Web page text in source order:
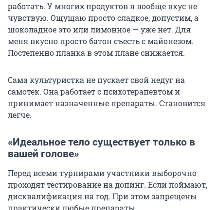
работать. У многих продуктов я вообще вкус не
чувствую. Ощущаю просто сладкое, допустим, а
шоколадное это или лимонное — уже нет. Для
меня вкусно просто батон съесть с майонезом.
Постепенно планка в этом плане снижается.
Сама культуристка не пускает свой недуг на
самотек. Она работает с психотерапевтом и
принимает назначенные препараты. Становится
легче.
«Идеальное тело существует только в
вашей голове»
Перед всеми турнирами участники выборочно
проходят тестирование на допинг. Если поймают,
дисквалификация на год. При этом запрещены
практически любые препараты.